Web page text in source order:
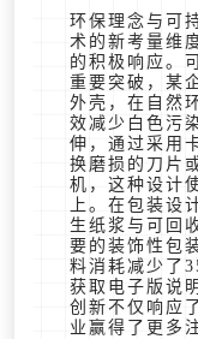
环保理念与可
术的新考量维
的积极响应。
重要突破，某
外壳，在自然
效减少白色污
伸，通过采用
换磨损的刀片
机，这种设计
上。在包装设
生纸浆与可回
要的装饰性包
料消耗减少了
获取电子版说
创新不仅响应
业赢得了更多